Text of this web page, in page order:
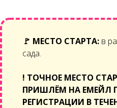
🚩 МЕСТО СТАРТА: в
сада.
! ТОЧНОЕ МЕСТО
ПРИШЛЁМ НА ЕМЕЙЛ
РЕГИСТРАЦИИ В